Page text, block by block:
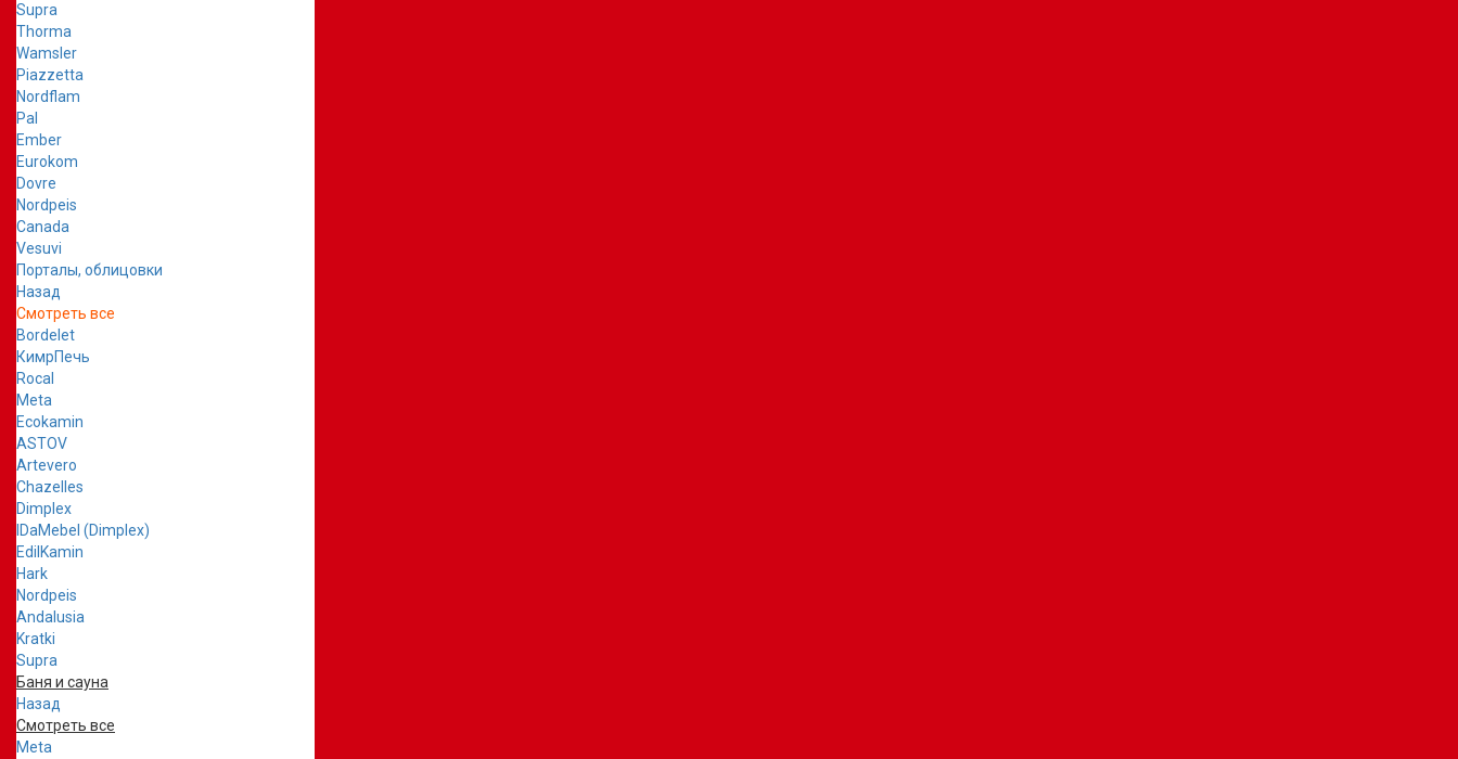
Supra
Thorma
Wamsler
Piazzetta
Nordflam
Pal
Ember
Eurokom
Dovre
Nordpeis
Canada
Vesuvi
Порталы, облицовки
Назад
Смотреть все
Bordelet
КимрПечь
Rocal
Meta
Ecokamin
ASTOV
Artevero
Chazelles
Dimplex
IDaMebel (Dimplex)
EdilKamin
Hark
Nordpeis
Andalusia
Kratki
Supra
Баня и сауна
Назад
Смотреть все
Meta